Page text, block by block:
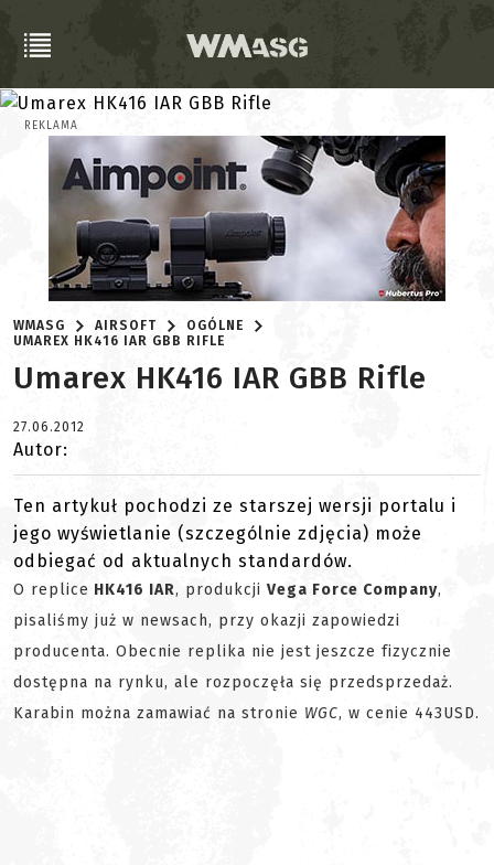
REKLAMA
WMASG AIRSOFT
OGÓLNE
UMAREX HK416 IAR GBB RIFLE
Umarex HK416 IAR GBB Rifle
27.06.2012
Autor:
Ten artykuł pochodzi ze starszej wersji portalu i
jego wyświetlanie (szczególnie zdjęcia) może
odbiegać od aktualnych standardów.
O replice HK416 IAR, produkcji Vega Force Company,
pisaliśmy już w newsach, przy okazji zapowiedzi
producenta. Obecnie replika nie jest jeszcze fizycznie
dostępna na rynku, ale rozpoczęła się przedsprzedaż.
Karabin można zamawiać na stronie WGC, w cenie 443USD.